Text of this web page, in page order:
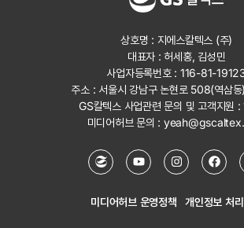
상호명 : 지에스칼텍스 (주)
대표자 : 허세홍, 김성민
사업자등록번호 : 116-81-
주소 : 서울시 강남구 논현로 508(역삼
GS칼텍스 사업관련 문의 및 고객지원 :
미디어허브 문의 :
미디어허브 운영정책 개인정보 처